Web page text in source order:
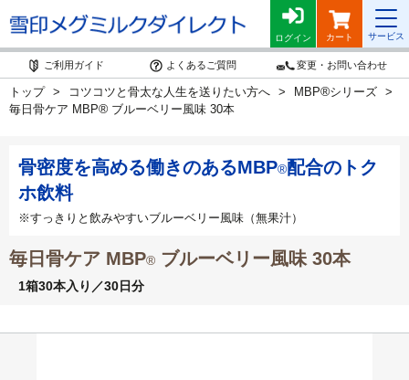
ログイン カート サービス
ご利用ガイド よくあるご質問 変更・お問い合わせ
トップ コツコツと骨太な人生を送りたい方へ MBP®シリーズ
毎日骨ケア MBP® ブルーベリー風味 30本
骨密度を高める働きのあるMBP®配合のトク
ホ飲料
※すっきりと飲みやすいブルーベリー風味（無果汁）
毎日骨ケア MBP® ブルーベリー風味 30本
1箱30本入り／30日分